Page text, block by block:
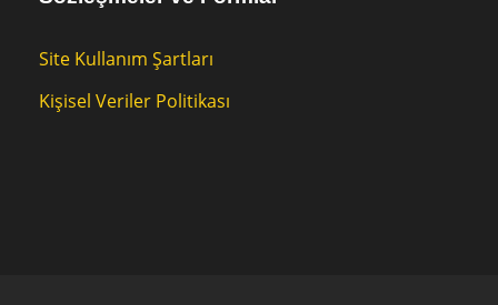
Site Kullanım Şartları
Kişisel Veriler Politikası